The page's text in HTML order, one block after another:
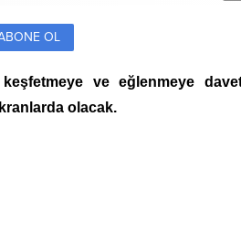
OL
ve eğlenmeye
olacak.